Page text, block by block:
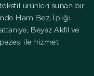
ürünleri sunan bir
Ham Bez, İpliği
Beyaz Akfil ve
ile hizmet